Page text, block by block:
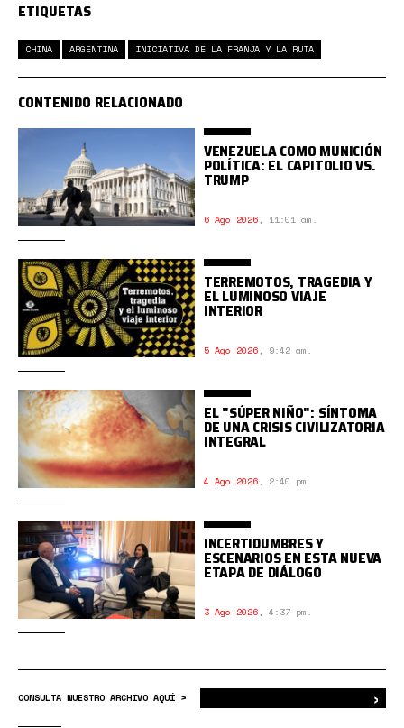
ETIQUETAS
CHINA ARGENTINA INICIATIVA DE LA FRANJA Y LA RUTA
CONTENIDO RELACIONADO
VENEZUELA COMO MUNICIÓN
POLÍTICA: EL CAPITOLIO VS.
TRUMP
6 Ago 2026, 11:01 am.
TERREMOTOS, TRAGEDIA Y
EL LUMINOSO VIAJE
INTERIOR
5 Ago 2026, 9:42 am.
EL "SÚPER NIÑO": SÍNTOMA
DE UNA CRISIS CIVILIZATORIA
INTEGRAL
4 Ago 2026, 2:40 pm.
INCERTIDUMBRES Y
ESCENARIOS EN ESTA NUEVA
ETAPA DE DIÁLOGO
3 Ago 2026, 4:37 pm.
CONSULTA NUESTRO ARCHIVO AQUÍ > ›